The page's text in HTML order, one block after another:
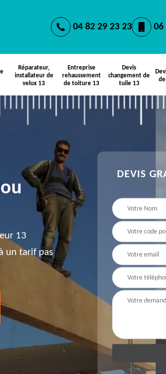
04 82 29 23 23 06
Réparateur,
installateur de
velux 13
Entreprise
rehaussement
de toiture 13
Devis
changement de
tuile 13
13
un tarif pas
DEVIS